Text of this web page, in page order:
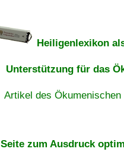
Heiligenlexikon
Unterstützung für das
Artikel des Ökumenischen
Seite zum Ausdruck